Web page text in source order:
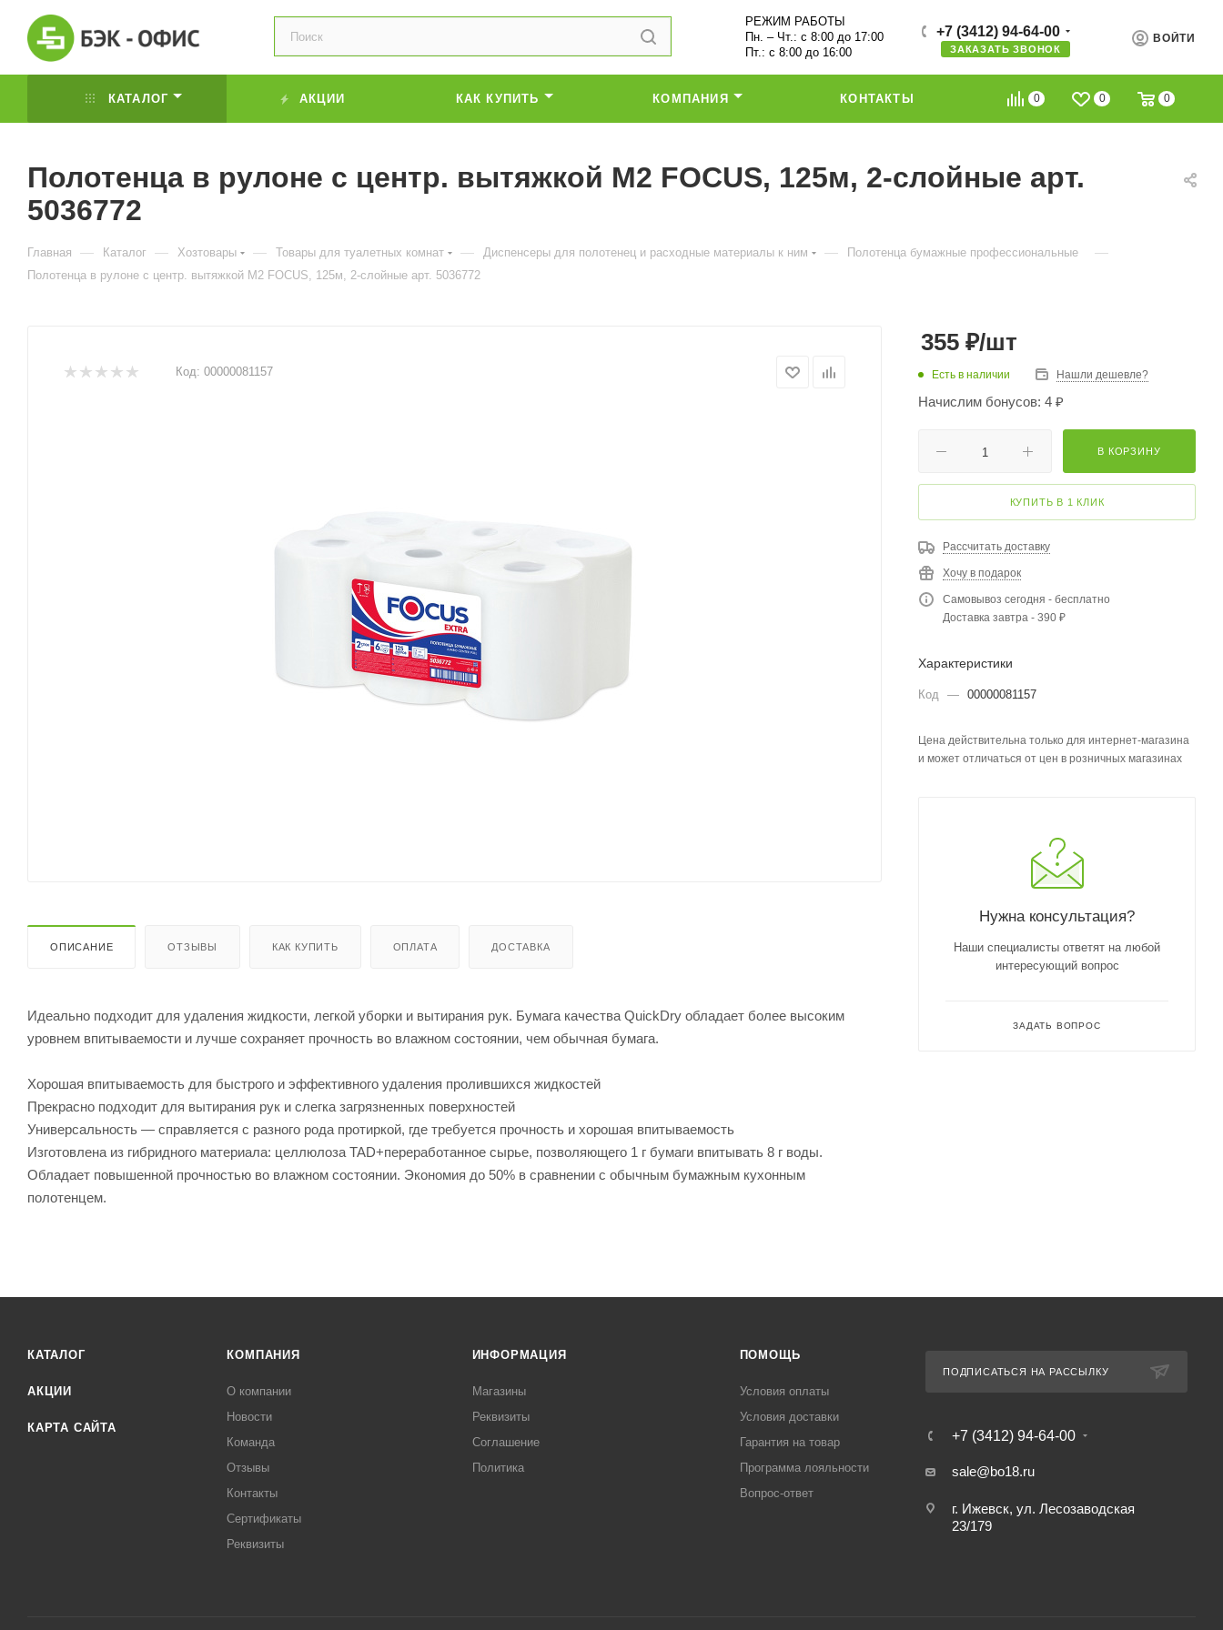
ВОЙТИ
РЕЖИМ РАБОТЫ
Пн. – Чт.: с 8:00 до 17:00
Пт.: с 8:00 до 16:00
+7 (3412) 94-64-00
ЗАКАЗАТЬ ЗВОНОК
0 0 0
КАТАЛОГ АКЦИИ КАК КУПИТЬ КОМПАНИЯ КОНТАКТЫ
Полотенца в рулоне с центр. вытяжкой М2 FOCUS, 125м, 2-слойные арт.
5036772
Главная — Каталог — Хозтовары — Товары для туалетных комнат — Диспенсеры для полотенец и расходные материалы к ним — Полотенца бумажные профессиональные —
Полотенца в рулоне с центр. вытяжкой М2 FOCUS, 125м, 2-слойные арт. 5036772
Код: 00000081157
ОПИСАНИЕ ОТЗЫВЫ КАК КУПИТЬ ОПЛАТА ДОСТАВКА
Идеально подходит для удаления жидкости, легкой уборки и вытирания рук. Бумага качества QuickDry обладает более высоким
уровнем впитываемости и лучше сохраняет прочность во влажном состоянии, чем обычная бумага.
Хорошая впитываемость для быстрого и эффективного удаления пролившихся жидкостей
Прекрасно подходит для вытирания рук и слегка загрязненных поверхностей
Универсальность — справляется с разного рода протиркой, где требуется прочность и хорошая впитываемость
Изготовлена из гибридного материала: целлюлоза TAD+переработанное сырье, позволяющего 1 г бумаги впитывать 8 г воды.
Обладает повышенной прочностью во влажном состоянии. Экономия до 50% в сравнении с обычным бумажным кухонным
полотенцем.
355 ₽/шт
Есть в наличии Нашли дешевле?
Начислим бонусов: 4 ₽
В КОРЗИНУ
КУПИТЬ В 1 КЛИК
Рассчитать доставку
Хочу в подарок
Самовывоз сегодня - бесплатно
Доставка завтра - 390 ₽
Характеристики
Код — 00000081157
Цена действительна только для интернет-магазина
и может отличаться от цен в розничных магазинах
Нужна консультация?
Наши специалисты ответят на любой
интересующий вопрос
ЗАДАТЬ ВОПРОС
КАТАЛОГ
АКЦИИ
КАРТА САЙТА
КОМПАНИЯ
О компании
Новости
Команда
Отзывы
Контакты
Сертификаты
Реквизиты
ИНФОРМАЦИЯ
Магазины
Реквизиты
Соглашение
Политика
ПОМОЩЬ
Условия оплаты
Условия доставки
Гарантия на товар
Программа лояльности
Вопрос-ответ
ПОДПИСАТЬСЯ НА РАССЫЛКУ
+7 (3412) 94-64-00
sale@bo18.ru
г. Ижевск, ул. Лесозаводская
23/179